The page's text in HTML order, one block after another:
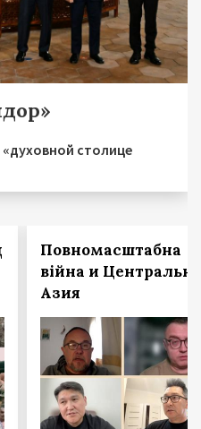
столице
Повномасштабна
війна и
Азия